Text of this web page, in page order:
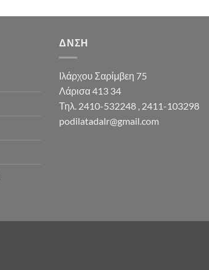
ΔΝΣΗ
Ιλάρχου Σαρίμβεη 75
Λάρισα 413 34
Τηλ. 2410-532248 , 2411-103298
podilatadalr@gmail.com